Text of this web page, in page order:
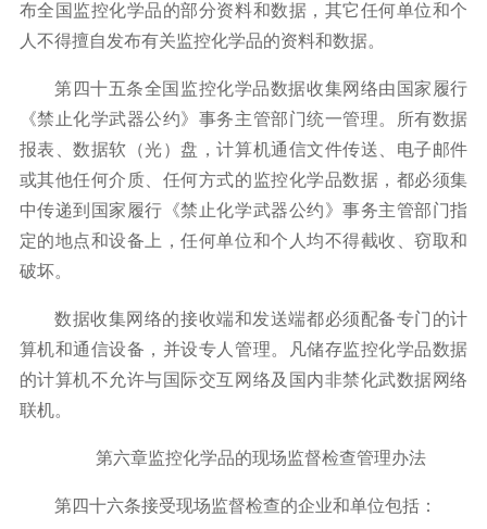
布全国监控化学品的部分资料和数据，其它任何单位和个
人不得擅自发布有关监控化学品的资料和数据。
第四十五条全国监控化学品数据收集网络由国家履行
《禁止化学武器公约》事务主管部门统一管理。所有数据
报表、数据软（光）盘，计算机通信文件传送、电子邮件
或其他任何介质、任何方式的监控化学品数据，都必须集
中传递到国家履行《禁止化学武器公约》事务主管部门指
定的地点和设备上，任何单位和个人均不得截收、窃取和
破坏。
数据收集网络的接收端和发送端都必须配备专门的计
算机和通信设备，并设专人管理。凡储存监控化学品数据
的计算机不允许与国际交互网络及国内非禁化武数据网络
联机。
第六章监控化学品的现场监督检查管理办法
第四十六条接受现场监督检查的企业和单位包括：